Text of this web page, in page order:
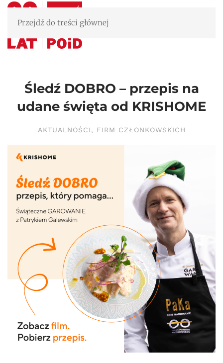
Przejdź do treści głównej
Śledź DOBRO – przepis na
udane święta od KRISHOME
AKTUALNOŚCI, FIRM CZŁONKOWSKICH